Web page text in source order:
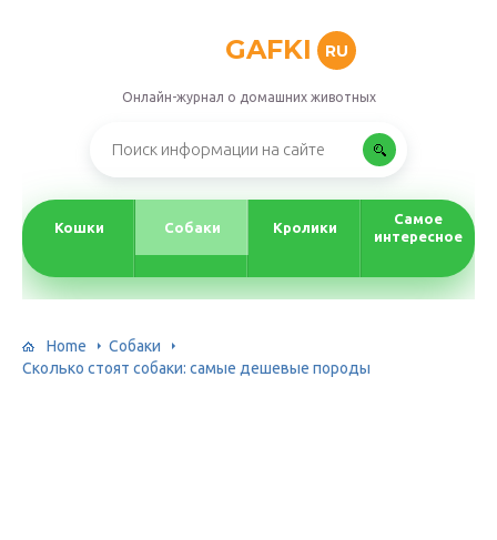
GAFKI RU
Онлайн-журнал о домашних животных
Кошки Собаки Кролики
Самое
интересное
Home
Собаки
Сколько стоят собаки: самые дешевые породы